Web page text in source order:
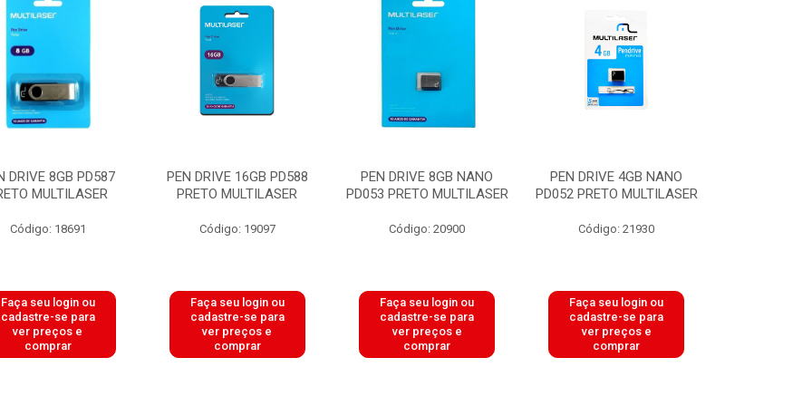
DRIVE 8GB PD587
MULTILASER
Código: 18691
Faça seu login ou
cadastre-se para
ver preços e
comprar
PEN DRIVE 16GB PD588
PRETO MULTILASER
Código: 19097
Faça seu login ou
cadastre-se para
ver preços e
comprar
PEN DRIVE 8GB NANO
PD053 PRETO MULTILASER
Código: 20900
Faça seu login ou
cadastre-se para
ver preços e
comprar
PEN DRIVE 4GB NANO
PD052 PRETO MULTILASER
Código: 21930
Faça seu login ou
cadastre-se para
ver preços e
comprar